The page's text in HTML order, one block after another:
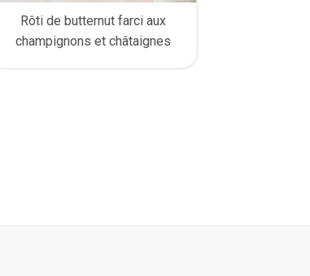
Rôti de butternut farci aux
champignons et châtaignes